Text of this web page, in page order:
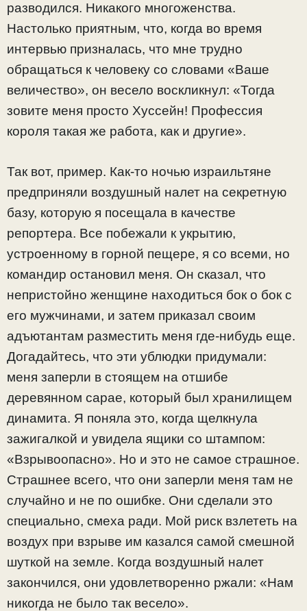
разводился. Никакого многоженства.
Настолько приятным, что, когда во время
интервью призналась, что мне трудно
обращаться к человеку со словами «Ваше
величество», он весело воскликнул: «Тогда
зовите меня просто Хуссейн! Профессия
короля такая же работа, как и другие».
Так вот, пример. Как-то ночью израильтяне
предприняли воздушный налет на секретную
базу, которую я посещала в качестве
репортера. Все побежали к укрытию,
устроенному в горной пещере, я со всеми, но
командир остановил меня. Он сказал, что
непристойно женщине находиться бок о бок с
его мужчинами, и затем приказал своим
адъютантам разместить меня где-нибудь еще.
Догадайтесь, что эти ублюдки придумали:
меня заперли в стоящем на отшибе
деревянном сарае, который был хранилищем
динамита. Я поняла это, когда щелкнула
зажигалкой и увидела ящики со штампом:
«Взрывоопасно». Но и это не самое страшное.
Страшнее всего, что они заперли меня там не
случайно и не по ошибке. Они сделали это
специально, смеха ради. Мой риск взлететь на
воздух при взрыве им казался самой смешной
шуткой на земле. Когда воздушный налет
закончился, они удовлетворенно ржали: «Нам
никогда не было так весело».